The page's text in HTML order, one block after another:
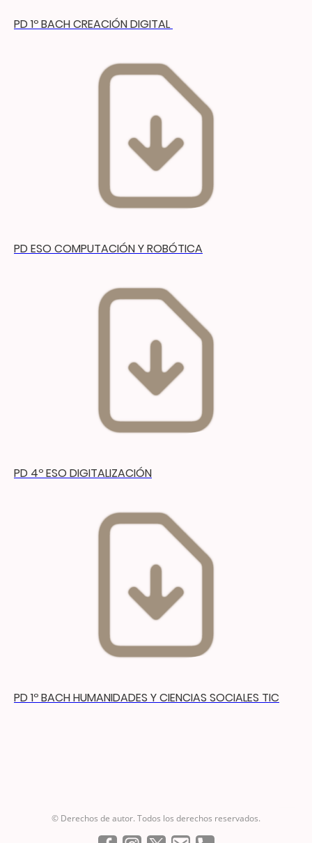
PD 1º BACH CREACIÓN DIGITAL
PD ESO COMPUTACIÓN Y ROBÓTICA
PD 4º ESO DIGITALIZACIÓN
PD 1º BACH HUMANIDADES Y CIENCIAS SOCIALES TIC
© Derechos de autor. Todos los derechos reservados.